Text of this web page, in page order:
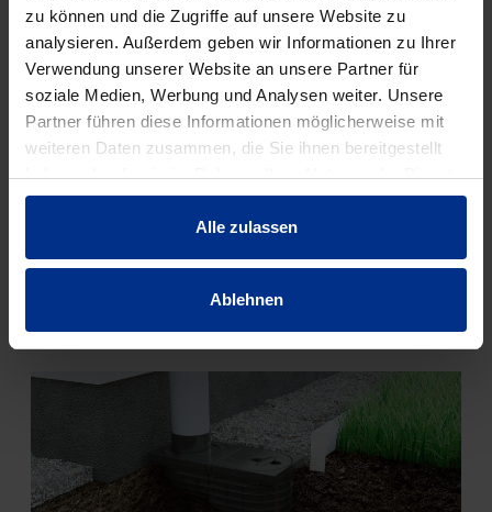
zu können und die Zugriffe auf unsere Website zu
analysieren. Außerdem geben wir Informationen zu Ihrer
Verwendung unserer Website an unsere Partner für
soziale Medien, Werbung und Analysen weiter. Unsere
Partner führen diese Informationen möglicherweise mit
weiteren Daten zusammen, die Sie ihnen bereitgestellt
haben oder die sie im Rahmen Ihrer Nutzung der Dienste
gesammelt haben.
Alle zulassen
Ablehnen
STORMBOX &
VORREINIGUNGSSCHÄCHTE
Bei allen Objekten – vom Einfamilienhaus über
Wohngebäude bis zu großen Industriebauten –
kann das anfallende Regenwasser von Dachflächen
und Terrassen gezielt abgeleitet, gefiltert und in
versickert es langsam oder aber es kann zum
Gießen genutzt werden, wenn die Boxen mit Folie